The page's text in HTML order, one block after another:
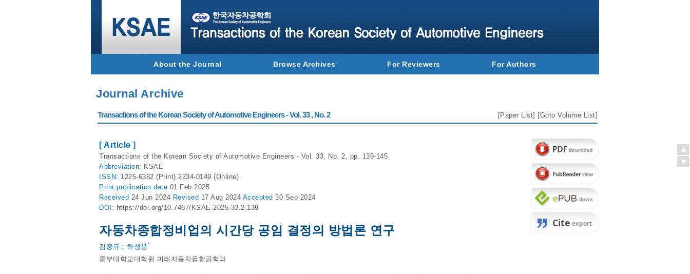
About the Journal Browse Archives For Reviewers For Authors
Journal Archive
Transactions of the Korean Society of Automotive Engineers - Vol. 33 , No. 2 [Paper List] [Goto Volume List]
[ Article ]
Transactions of the Korean Society of Automotive Engineers - Vol. 33, No. 2, pp. 139-145
Abbreviation: KSAE
ISSN: 1225-6382 (Print) 2234-0149 (Online)
Print publication date 01 Feb 2025
Received 24 Jun 2024 Revised 17 Aug 2024 Accepted 30 Sep 2024
DOI: https://doi.org/10.7467/KSAE.2025.33.2.139
자동차종합정비업의 시간당 공임 결정의 방법론 연구
김중규 ; 하성용*
중부대학교대학원 미래자동차융합공학과